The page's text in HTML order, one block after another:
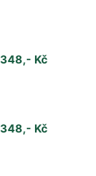
348,- Kč
348,- Kč